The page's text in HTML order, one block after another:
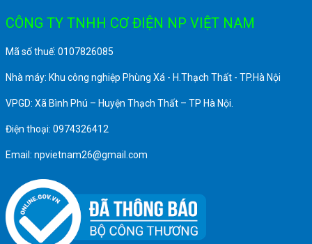
CÔNG TY TNHH CƠ ĐIỆN NP VIỆT NAM
Mã số thuế: 0107826085
Nhà máy: Khu công nghiệp Phùng Xá - H.Thạch Thất - TP.Hà Nội
VPGD: Xã Bình Phú – Huyện Thạch Thất – TP Hà Nội.
Điện thoại: 0974326412
Email: npvietnam26@gmail.com